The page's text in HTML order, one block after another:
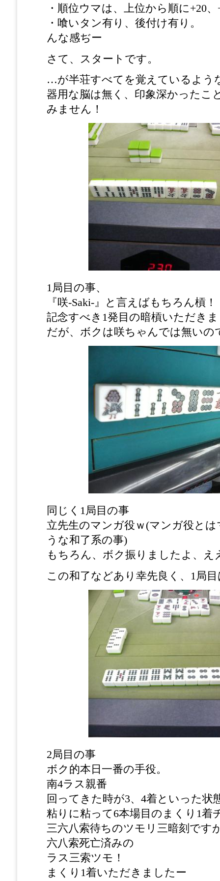
・順位ウマは、上位から順に+20、
・喰いタン有り、後付け有り。
んな感ぢー
さて、スタートです。
…が半荘すべてを覚えているよう
器用な脳は無く、印象深かったこ
みません！
1局目の事、
『咲-Saki-』と言えばもちろん槓！
記念すべき1発目の暗槓いただき
だが、ボクは咲ちゃんでは無いの
同じく1局目の事
立先生のマンガ役ｗ(マンガ役と
うな和了系の事)
もちろん、ボク振りましたよ、
この和了などあり幸先良く、1局
2局目の事
ボク的本日一番の手役。
南4ラス親番
回ってきた時が3、4着といった状
粘りに粘って6本場目のまくり1着
三六八索待ちのツモリ三暗刻です
六八索死亡済みの
ラス三索ツモ！
まくり1着いただきましたー